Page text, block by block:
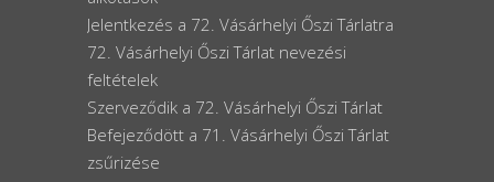
Jelentkezés a 72. Vásárhelyi Őszi Tárlatra
72. Vásárhelyi Őszi Tárlat nevezési
feltételek
Szerveződik a 72. Vásárhelyi Őszi Tárlat
Befejeződött a 71. Vásárhelyi Őszi Tárlat
zsűrizése